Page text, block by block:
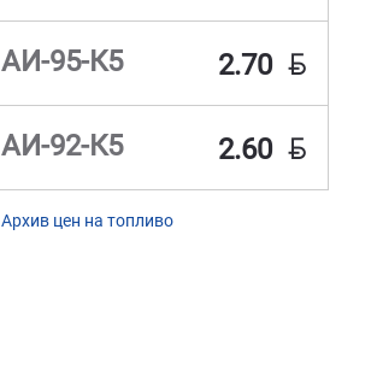
АИ-95-К5 2.70 BYN
АИ-92-К5 2.60 BYN
Архив цен на топливо